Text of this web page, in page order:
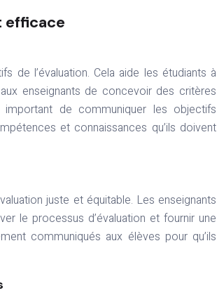
efficace
de l’évaluation. Cela aide les étudiants à
enseignants de concevoir des critères
de communiquer les objectifs
et connaissances qu’ils doivent
juste et équitable. Les enseignants
le processus d’évaluation et fournir une
communiqués aux élèves pour qu’ils